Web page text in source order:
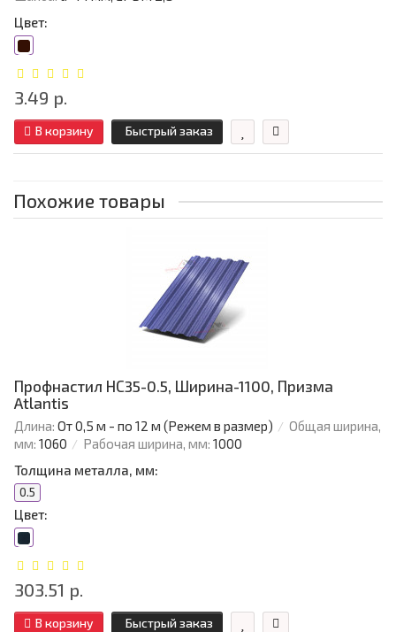
Цвет:
3.49 р.
В корзину Быстрый заказ
Похожие товары
Профнастил НС35-0.5, Ширина-1100, Призма
Atlantis
Длина: От 0,5 м - по 12 м (Режем в размер)
Общая ширина,
мм: 1060 Рабочая ширина, мм: 1000
Толщина металла, мм:
0.5
Цвет:
303.51 р.
В корзину Быстрый заказ